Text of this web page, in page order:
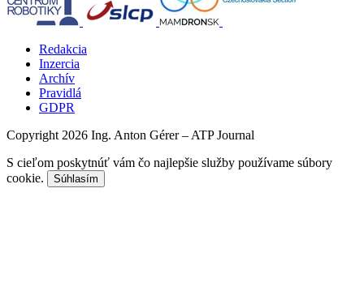
Redakcia
Inzercia
Archív
Pravidlá
GDPR
Copyright 2026 Ing. Anton Gérer – ATP Journal
S cieľom poskytnúť vám čo najlepšie služby používame súbory
cookie.
Súhlasím